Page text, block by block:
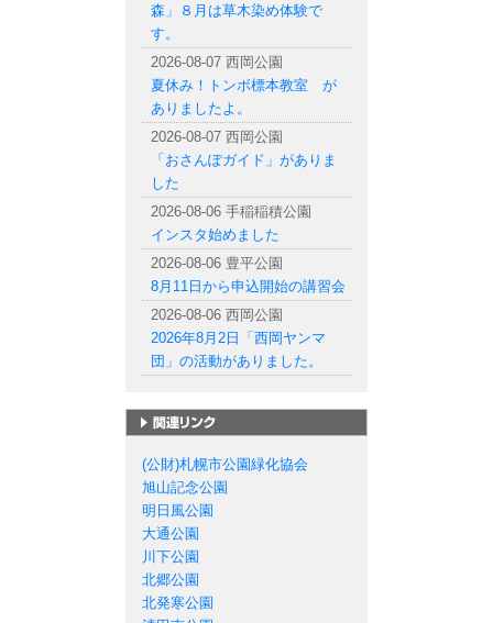
森」８月は草木染め体験で
す。
2026-08-07 西岡公園
夏休み！トンボ標本教室 が
ありましたよ。
2026-08-07 西岡公園
「おさんぽガイド」がありま
した
2026-08-06 手稲稲積公園
インスタ始めました
2026-08-06 豊平公園
8月11日から申込開始の講習会
2026-08-06 西岡公園
2026年8月2日「西岡ヤンマ
団」の活動がありました。
(公財)札幌市公園緑化協会
旭山記念公園
明日風公園
大通公園
川下公園
北郷公園
北発寒公園